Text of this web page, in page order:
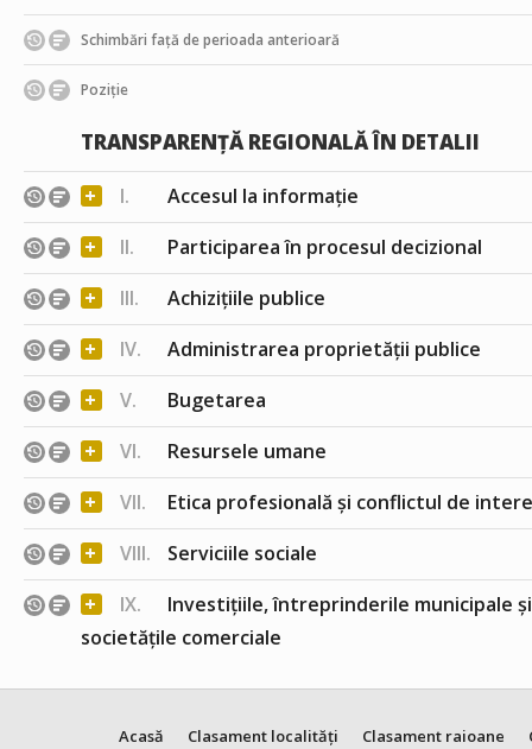
Schimbări față de perioada anterioară
Poziție
TRANSPARENȚĂ REGIONALĂ ÎN DETALII
+
I. Accesul la informație
+ II. Participarea în procesul decizional
+ III. Achizițiile publice
+ IV. Administrarea proprietății publice
+ V. Bugetarea
+ VI. Resursele umane
+ VII. Etica profesională și conflictul de
+ VIII. Serviciile sociale
+ IX.
Investițiile, întreprinderile municipale
societățile comerciale
Acasă Clasament localități Clasament raioane